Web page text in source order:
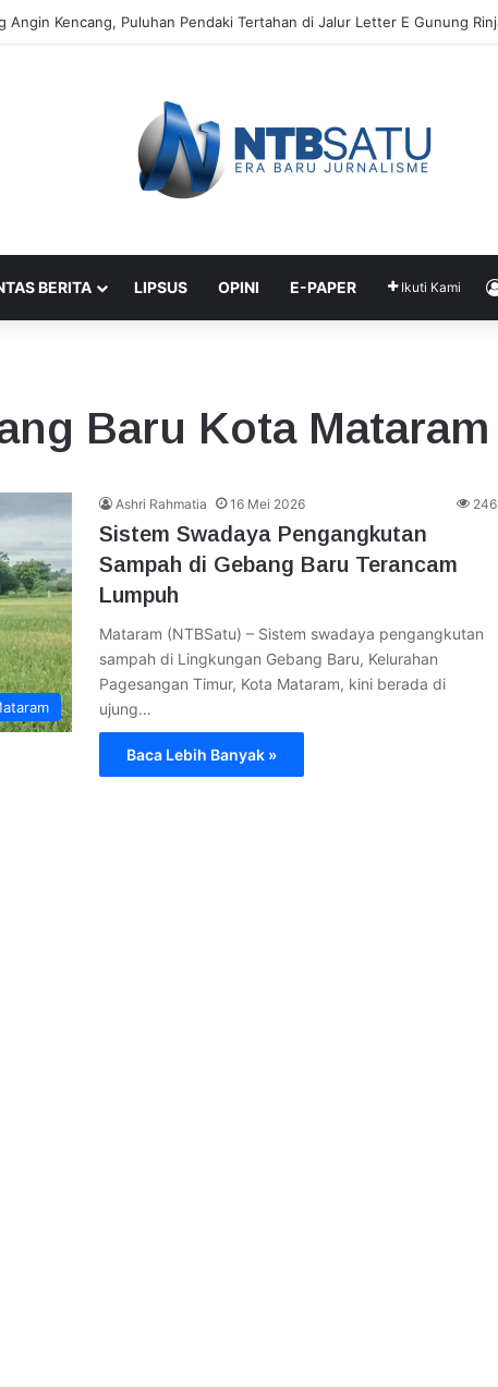
Sandubaya Sebar 171 Titik “Tempah Dedoro” Pangkas Sampah Organik
BERITA LIPSUS OPINI E-PAPER Ikuti Kami
Baru Kota Mataram
Ashri Rahmatia 16 Mei 2026 246
Sistem Swadaya Pengangkutan
Sampah di Gebang Baru Terancam
Lumpuh
Mataram (NTBSatu) – Sistem swadaya pengangkutan
sampah di Lingkungan Gebang Baru, Kelurahan
Pagesangan Timur, Kota Mataram, kini berada di
ujung…
Baca Lebih Banyak »